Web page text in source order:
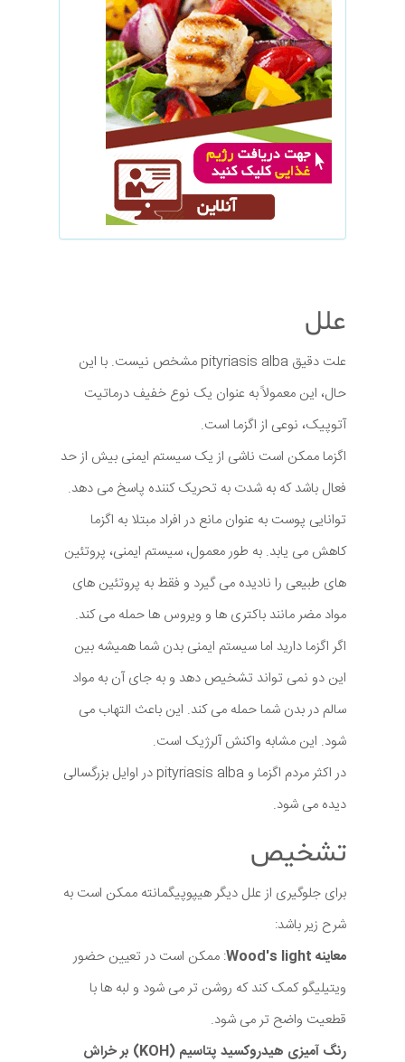
علل
علت دقیق pityriasis alba مشخص نیست. با این
حال، این معمولاً به عنوان یک نوع خفیف درماتیت
آتوپیک، نوعی از اگزما است.
اگزما ممکن است ناشی از یک سیستم ایمنی بیش از حد
فعال باشد که به شدت به تحریک کننده پاسخ می دهد.
توانایی پوست به عنوان مانع در افراد مبتلا به اگزما
کاهش می یابد. به طور معمول، سیستم ایمنی، پروتئین
های طبیعی را نادیده می گیرد و فقط به پروتئین های
مواد مضر مانند باکتری ها و ویروس ها حمله می کند.
اگر اگزما دارید اما سیستم ایمنی بدن شما همیشه بین
این دو نمی تواند تشخیص دهد و به جای آن به مواد
سالم در بدن شما حمله می کند. این باعث التهاب می
شود. این مشابه واکنش آلرژیک است.
در اکثر مردم اگزما و pityriasis alba در اوایل بزرگسالی
دیده می شود.
تشخیص
برای جلوگیری از علل دیگر هیپوپیگمانته ممکن است به
شرح زیر باشد:
معاینه Wood's light
: ممکن است در تعیین حضور
ویتیلیگو کمک کند که روشن تر می شود و لبه ها با
قطعیت واضح تر می شود.
رنگ آمیزی هیدروکسید پتاسیم (KOH) بر خراش